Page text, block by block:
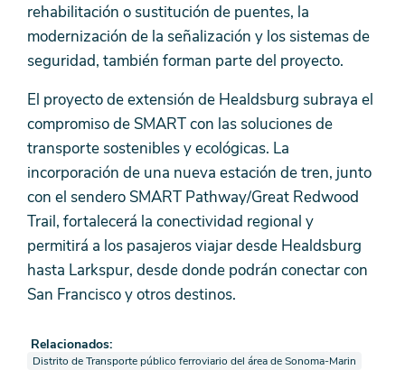
rehabilitación o sustitución de puentes, la
modernización de la señalización y los sistemas de
seguridad, también forman parte del proyecto.
El proyecto de extensión de Healdsburg subraya el
compromiso de SMART con las soluciones de
transporte sostenibles y ecológicas. La
incorporación de una nueva estación de tren, junto
con el sendero SMART Pathway/Great Redwood
Trail, fortalecerá la conectividad regional y
permitirá a los pasajeros viajar desde Healdsburg
hasta Larkspur, desde donde podrán conectar con
San Francisco y otros destinos.
Relacionados:
Ver noticias también etiquetadas como
Distrito de Transporte público ferroviario del área de Sonoma-Marin